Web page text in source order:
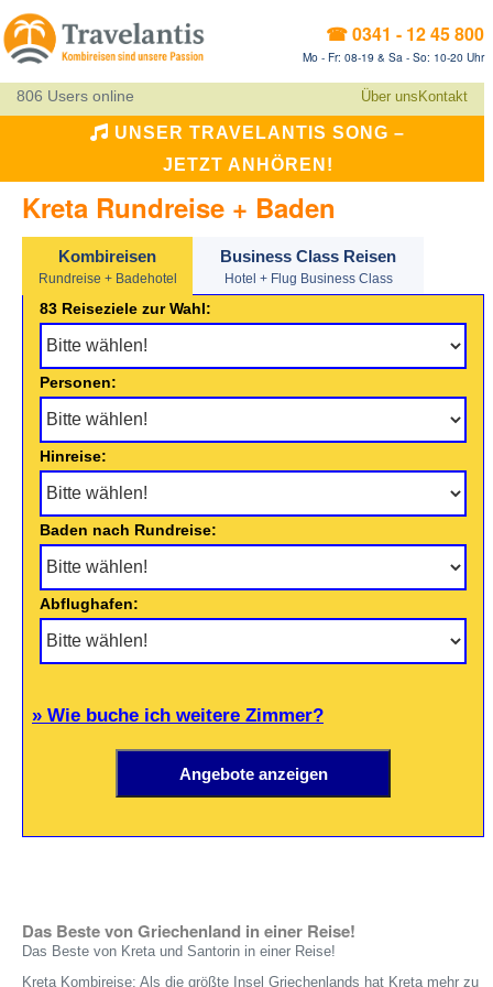
☎ 0341 - 12 45 800
Mo - Fr: 08-19 & Sa - So: 10-20 Uhr
806 Users online Über uns Kontakt
UNSER TRAVELANTIS SONG –
JETZT ANHÖREN!
Kreta Rundreise + Baden
Kombireisen
Rundreise + Badehotel
Business Class Reisen
Hotel + Flug Business Class
83 Reiseziele zur Wahl:
Personen:
Hinreise:
Baden nach Rundreise:
Abflughafen:
» Wie buche ich weitere Zimmer?
Das Beste von Griechenland in einer Reise!
Das Beste von Kreta und Santorin in einer Reise!
Kreta Kombireise: Als die größte Insel Griechenlands hat Kreta mehr zu